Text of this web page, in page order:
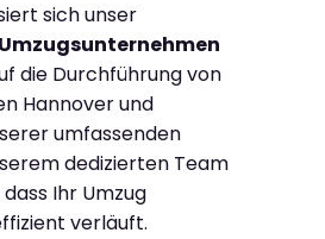
sich unser
die Durchführung von
Hannover und
umfassenden
dedizierten Team
Ihr Umzug
verläuft.